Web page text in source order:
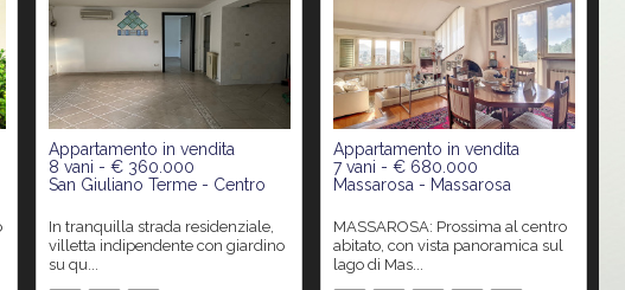
Appartamento in vendita
8 vani - € 360.000
San Giuliano Terme - Centro
In tranquilla strada residenziale,
villetta indipendente con giardino
su qu...
Appartamento in vendita
7 vani - € 680.000
Massarosa - Massarosa
MASSAROSA: Prossima al centro
abitato, con vista panoramica sul
lago di Mas...